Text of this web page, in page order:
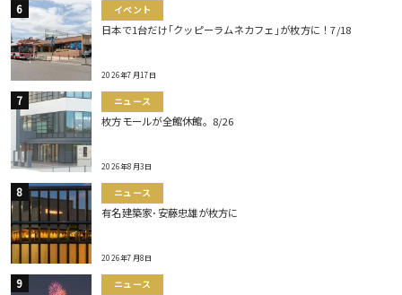
イベント
日本で1台だけ｢クッピーラムネカフェ｣が枚方に！7/18
2026年7月17日
ニュース
枚方モールが全館休館。8/26
2026年8月3日
ニュース
有名建築家･安藤忠雄が枚方に
2026年7月8日
ニュース